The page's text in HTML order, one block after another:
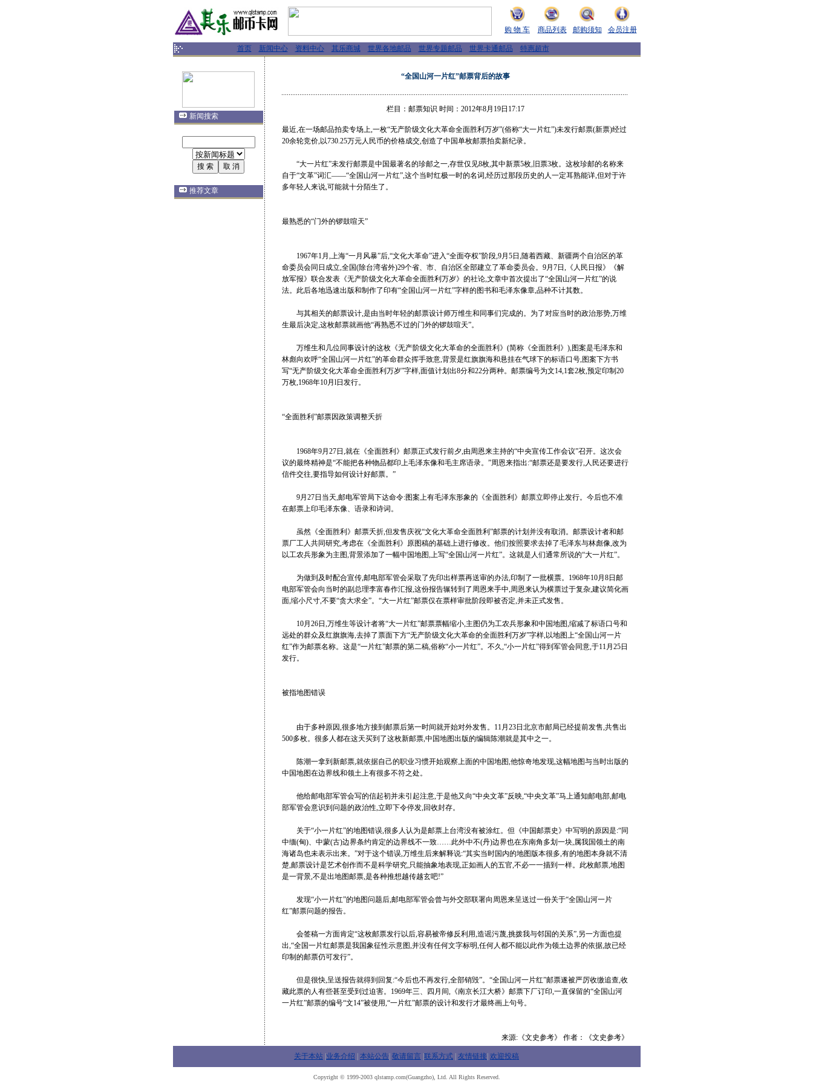
购 物 车 商品列表 邮购须知 会员注册
首页 新闻中心 资料中心 其乐商城 世界各地邮品 世界专题邮品 世界卡通邮品 特惠超市
新闻搜索
推荐文章
“全国山河一片红”邮票背后的故事
栏目：邮票知识 时间：2012年8月19日17:17
最近,在一场邮品拍卖专场上,一枚“无产阶级文化大革命全面胜利万岁”(俗称“大一片红”)未发行邮票(新票)经过
20余轮竞价,以730.25万元人民币的价格成交,创造了中国单枚邮票拍卖新纪录。
“大一片红”未发行邮票是中国最著名的珍邮之一,存世仅见8枚,其中新票5枚,旧票3枚。这枚珍邮的名称来
自于“文革”词汇——“全国山河一片红”,这个当时红极一时的名词,经历过那段历史的人一定耳熟能详,但对于许
多年轻人来说,可能就十分陌生了。
最熟悉的“门外的锣鼓喧天”
1967年1月,上海“一月风暴”后,“文化大革命”进入“全面夺权”阶段,9月5日,随着西藏、新疆两个自治区的革
命委员会同日成立,全国(除台湾省外)29个省、市、自治区全部建立了革命委员会。9月7日,《人民日报》《解
放军报》联合发表《无产阶级文化大革命全面胜利万岁》的社论,文章中首次提出了“全国山河一片红”的说
法。此后各地迅速出版和制作了印有“全国山河一片红”字样的图书和毛泽东像章,品种不计其数。
与其相关的邮票设计,是由当时年轻的邮票设计师万维生和同事们完成的。为了对应当时的政治形势,万维
生最后决定,这枚邮票就画他“再熟悉不过的门外的锣鼓喧天”。
万维生和几位同事设计的这枚《无产阶级文化大革命的全面胜利》(简称《全面胜利》),图案是毛泽东和
林彪向欢呼“全国山河一片红”的革命群众挥手致意,背景是红旗旗海和悬挂在气球下的标语口号,图案下方书
写“无产阶级文化大革命全面胜利万岁”字样,面值计划出8分和22分两种。邮票编号为文14,1套2枚,预定印制20
万枚,1968年10月l日发行。
“全面胜利”邮票因政策调整夭折
1968年9月27日,就在《全面胜利》邮票正式发行前夕,由周恩来主持的“中央宣传工作会议”召开。这次会
议的最终精神是“不能把各种物品都印上毛泽东像和毛主席语录。”周恩来指出:“邮票还是要发行,人民还要进行
信件交往,要指导如何设计好邮票。”
9月27日当天,邮电军管局下达命令:图案上有毛泽东形象的《全面胜利》邮票立即停止发行。今后也不准
在邮票上印毛泽东像、语录和诗词。
虽然《全面胜利》邮票夭折,但发售庆祝“文化大革命全面胜利”邮票的计划并没有取消。邮票设计者和邮
票厂工人共同研究,考虑在《全面胜利》原图稿的基础上进行修改。他们按照要求去掉了毛泽东与林彪像,改为
以工农兵形象为主图,背景添加了一幅中国地图,上写“全国山河一片红”。这就是人们通常所说的“大一片红”。
为做到及时配合宣传,邮电部军管会采取了先印出样票再送审的办法,印制了一批横票。1968年10月8日邮
电部军管会向当时的副总理李富春作汇报,这份报告辗转到了周恩来手中,周恩来认为横票过于复杂,建议简化画
面,缩小尺寸,不要“贪大求全”。“大一片红”邮票仅在票样审批阶段即被否定,并未正式发售。
10月26日,万维生等设计者将“大一片红”邮票票幅缩小,主图仍为工农兵形象和中国地图,缩减了标语口号和
远处的群众及红旗旗海,去掉了票面下方“无产阶级文化大革命的全面胜利万岁”字样,以地图上“全国山河一片
红”作为邮票名称。这是“一片红”邮票的第二稿,俗称“小一片红”。不久,“小一片红”得到军管会同意,于11月25日
发行。
被指地图错误
由于多种原因,很多地方接到邮票后第一时间就开始对外发售。11月23日北京市邮局已经提前发售,共售出
500多枚。很多人都在这天买到了这枚新邮票,中国地图出版的编辑陈潮就是其中之一。
陈潮一拿到新邮票,就依据自己的职业习惯开始观察上面的中国地图,他惊奇地发现,这幅地图与当时出版的
中国地图在边界线和领土上有很多不符之处。
他给邮电部军管会写的信起初并未引起注意,于是他又向“中央文革”反映,“中央文革”马上通知邮电部,邮电
部军管会意识到问题的政治性,立即下令停发,回收封存。
关于“小一片红”的地图错误,很多人认为是邮票上台湾没有被涂红。但《中国邮票史》中写明的原因是:“同
中缅(甸)、中蒙(古)边界条约肯定的边界线不一致……此外中不(丹)边界也在东南角多划一块,属我国领土的南
海诸岛也未表示出来。”对于这个错误,万维生后来解释说:“其实当时国内的地图版本很多,有的地图本身就不清
楚,邮票设计是艺术创作而不是科学研究,只能抽象地表现,正如画人的五官,不必一一描到一样。此枚邮票,地图
是一背景,不是出地图邮票,是各种推想越传越玄吧!”
发现“小一片红”的地图问题后,邮电部军管会曾与外交部联署向周恩来呈送过一份关于“全国山河一片
红”邮票问题的报告。
会签稿一方面肯定“这枚邮票发行以后,容易被帝修反利用,造谣污蔑,挑拨我与邻国的关系”,另一方面也提
出,“全国一片红邮票是我国象征性示意图,并没有任何文字标明,任何人都不能以此作为领土边界的依据,故已经
印制的邮票仍可发行”。
但是很快,呈送报告就得到回复:“今后也不再发行,全部销毁”。“全国山河一片红”邮票遂被严厉收缴追查,收
藏此票的人有些甚至受到过迫害。1969年三、四月间,《南京长江大桥》邮票下厂订印,一直保留的“全国山河
一片红”邮票的编号“文14”被使用,“一片红”邮票的设计和发行才最终画上句号。
来源:《文史参考》 作者：《文史参考》
关于本站 业务介绍 本站公告 敬请留言 联系方式 友情链接 欢迎投稿
Copyright © 1999-2003 qlstamp.com(Guangzho), Ltd. All Rights Reserved.